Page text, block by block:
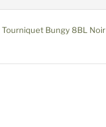
Bungy 8BL Noir